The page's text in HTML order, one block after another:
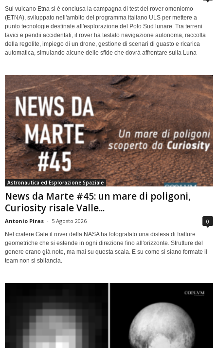
Sul vulcano Etna si è conclusa la campagna di test del rover omoniomo
(ETNA), sviluppato nell'ambito del programma italiano ULS per mettere a
punto tecnologie destinate all'esplorazione del Polo Sud lunare. Tra terreni
lavici e pendii accidentati, il rover ha testato navigazione autonoma, raccolta
della regolite, impiego di un drone, gestione di scenari di guasto e ricarica
automatica, simulando alcune delle sfide che dovrà affrontare sulla Luna
Astronautica ed Esplorazione Spaziale
News da Marte #45: un mare di poligoni,
Curiosity risale Valle...
Antonio Piras - 5 Agosto 2026 0
Nel cratere Gale il rover della NASA ha fotografato una distesa di fratture
geometriche che si estende in ogni direzione fino all'orizzonte. Strutture del
genere erano già note, ma mai su questa scala. E su come si siano formate il
team non si sbilancia.